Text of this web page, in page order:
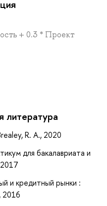
+ 0.3 * Проект
литература
R. A., 2020
для бакалавриата и
и кредитный рынки :
2016